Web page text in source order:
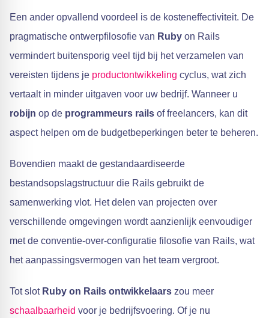
Een ander opvallend voordeel is de kosteneffectiviteit. De
pragmatische ontwerpfilosofie van Ruby on Rails
vermindert buitensporig veel tijd bij het verzamelen van
vereisten tijdens je productontwikkeling cyclus, wat zich
vertaalt in minder uitgaven voor uw bedrijf. Wanneer u
robijn op de programmeurs rails of freelancers, kan dit
aspect helpen om de budgetbeperkingen beter te beheren.
Bovendien maakt de gestandaardiseerde
bestandsopslagstructuur die Rails gebruikt de
samenwerking vlot. Het delen van projecten over
verschillende omgevingen wordt aanzienlijk eenvoudiger
met de conventie-over-configuratie filosofie van Rails, wat
het aanpassingsvermogen van het team vergroot.
Tot slot Ruby on Rails ontwikkelaars zou meer
schaalbaarheid voor je bedrijfsvoering. Of je nu